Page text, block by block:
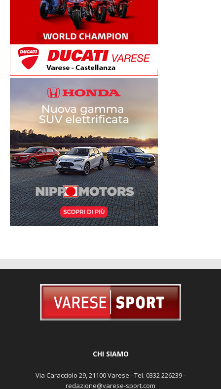
CHI SIAMO
Via Caracciolo 29, 21100 Varese - Tel. 0332 226239 -
redazione@varese-sport.com